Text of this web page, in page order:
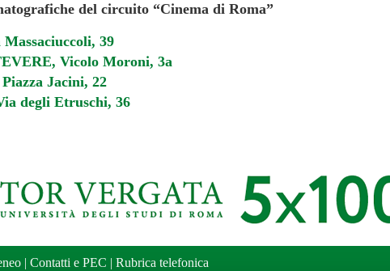
del circuito “Cinema di Roma”
39
Vicolo Moroni, 3a
Jacini, 22
degli Etruschi, 36
Contatti e PEC Rubrica telefonica